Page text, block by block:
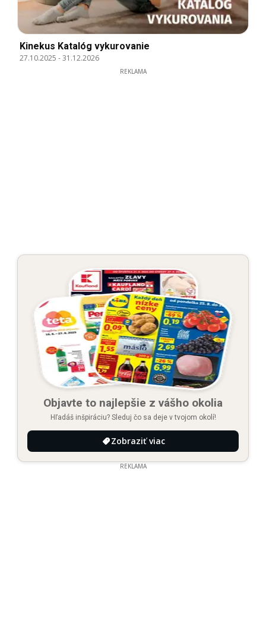
Kinekus Katalóg vykurovanie
27.10.2025 -31.12.2026
REKLAMA
Objavte to najlepšie z vášho okolia
Hľadáš inšpiráciu? Sleduj čo sa deje v tvojom okolí!
Zobraziť viac
REKLAMA